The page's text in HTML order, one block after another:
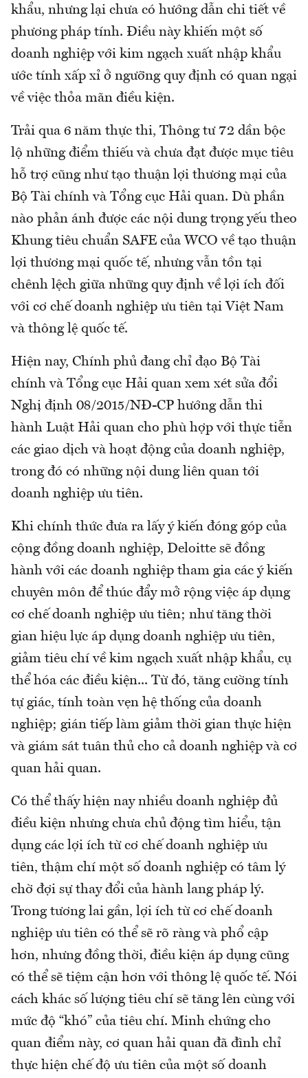
khẩu, nhưng lại chưa có hướng dẫn chi tiết về
phương pháp tính. Điều này khiến một số
doanh nghiệp với kim ngạch xuất nhập khẩu
ước tính xấp xỉ ở ngưỡng quy định có quan ngại
về việc thỏa mãn điều kiện.
Trải qua 6 năm thực thi, Thông tư 72 dần bộc
lộ những điểm thiếu và chưa đạt được mục tiêu
hỗ trợ cũng như tạo thuận lợi thương mại của
Bộ Tài chính và Tổng cục Hải quan. Dù phần
nào phản ánh được các nội dung trọng yếu theo
Khung tiêu chuẩn SAFE của WCO về tạo thuận
lợi thương mại quốc tế, nhưng vẫn tồn tại
chênh lệch giữa những quy định về lợi ích đối
với cơ chế doanh nghiệp ưu tiên tại Việt Nam
và thông lệ quốc tế.
Hiện nay, Chính phủ đang chỉ đạo Bộ Tài
chính và Tổng cục Hải quan xem xét sửa đổi
Nghị định 08/2015/NĐ-CP hướng dẫn thi
hành Luật Hải quan cho phù hợp với thực tiễn
các giao dịch và hoạt động của doanh nghiệp,
trong đó có những nội dung liên quan tới
doanh nghiệp ưu tiên.
Khi chính thức đưa ra lấy ý kiến đóng góp của
cộng đồng doanh nghiệp, Deloitte sẽ đồng
hành với các doanh nghiệp tham gia các ý kiến
chuyên môn để thúc đẩy mở rộng việc áp dụng
cơ chế doanh nghiệp ưu tiên; như tăng thời
gian hiệu lực áp dụng doanh nghiệp ưu tiên,
giảm tiêu chí về kim ngạch xuất nhập khẩu, cụ
thể hóa các điều kiện... Từ đó, tăng cường tính
tự giác, tính toàn vẹn hệ thống của doanh
nghiệp; gián tiếp làm giảm thời gian thực hiện
và giám sát tuân thủ cho cả doanh nghiệp và cơ
quan hải quan.
Có thể thấy hiện nay nhiều doanh nghiệp đủ
điều kiện nhưng chưa chủ động tìm hiểu, tận
dụng các lợi ích từ cơ chế doanh nghiệp ưu
tiên, thậm chí một số doanh nghiệp có tâm lý
chờ đợi sự thay đổi của hành lang pháp lý.
Trong tương lai gần, lợi ích từ cơ chế doanh
nghiệp ưu tiên có thể sẽ rõ ràng và phổ cập
hơn, nhưng đồng thời, điều kiện áp dụng cũng
có thể sẽ tiệm cận hơn với thông lệ quốc tế. Nói
cách khác số lượng tiêu chí sẽ tăng lên cùng với
mức độ “khó” của tiêu chí. Minh chứng cho
quan điểm này, cơ quan hải quan đã đình chỉ
thực hiện chế độ ưu tiên của một số doanh